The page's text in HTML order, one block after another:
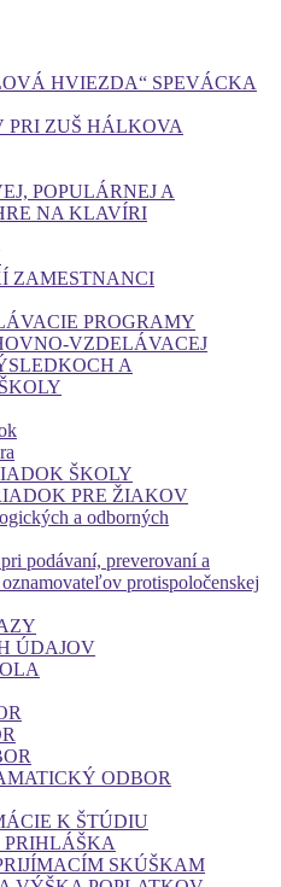
HVIEZDA“ SPEVÁCKA
PRI ZUŠ HÁLKOVA
POPULÁRNEJ A
NA KLAVÍRI
ZAMESTNANCI
PROGRAMY
VZDELÁVACEJ
A
ŠKOLY
PRE ŽIAKOV
a odborných
podávaní, preverovaní a
protispoločenskej
ÚDAJOV
ODBOR
K ŠTÚDIU
SKÚŠKAM